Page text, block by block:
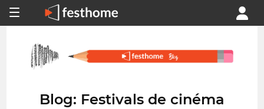
Blog: Festivals de cinéma